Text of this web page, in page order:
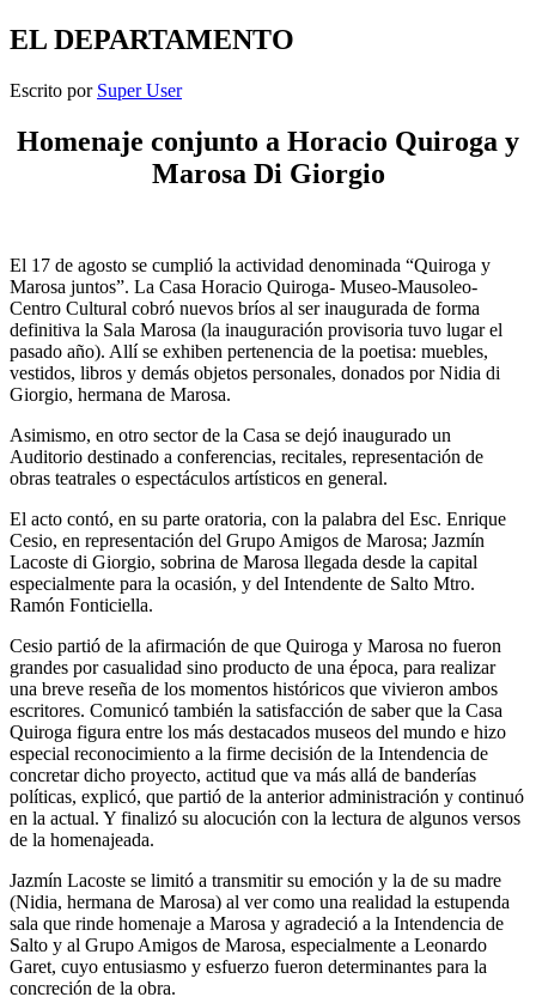
EL DEPARTAMENTO
Escrito por Super User
Homenaje conjunto a Horacio Quiroga y
Marosa Di Giorgio
El 17 de agosto se cumplió la actividad denominada “Quiroga y
Marosa juntos”. La Casa Horacio Quiroga- Museo-Mausoleo-
Centro Cultural cobró nuevos bríos al ser inaugurada de forma
definitiva la Sala Marosa (la inauguración provisoria tuvo lugar el
pasado año). Allí se exhiben pertenencia de la poetisa: muebles,
vestidos, libros y demás objetos personales, donados por Nidia di
Giorgio, hermana de Marosa.
Asimismo, en otro sector de la Casa se dejó inaugurado un
Auditorio destinado a conferencias, recitales, representación de
obras teatrales o espectáculos artísticos en general.
El acto contó, en su parte oratoria, con la palabra del Esc. Enrique
Cesio, en representación del Grupo Amigos de Marosa; Jazmín
Lacoste di Giorgio, sobrina de Marosa llegada desde la capital
especialmente para la ocasión, y del Intendente de Salto Mtro.
Ramón Fonticiella.
Cesio partió de la afirmación de que Quiroga y Marosa no fueron
grandes por casualidad sino producto de una época, para realizar
una breve reseña de los momentos históricos que vivieron ambos
escritores. Comunicó también la satisfacción de saber que la Casa
Quiroga figura entre los más destacados museos del mundo e hizo
especial reconocimiento a la firme decisión de la Intendencia de
concretar dicho proyecto, actitud que va más allá de banderías
políticas, explicó, que partió de la anterior administración y continuó
en la actual. Y finalizó su alocución con la lectura de algunos versos
de la homenajeada.
Jazmín Lacoste se limitó a transmitir su emoción y la de su madre
(Nidia, hermana de Marosa) al ver como una realidad la estupenda
sala que rinde homenaje a Marosa y agradeció a la Intendencia de
Salto y al Grupo Amigos de Marosa, especialmente a Leonardo
Garet, cuyo entusiasmo y esfuerzo fueron determinantes para la
concreción de la obra.